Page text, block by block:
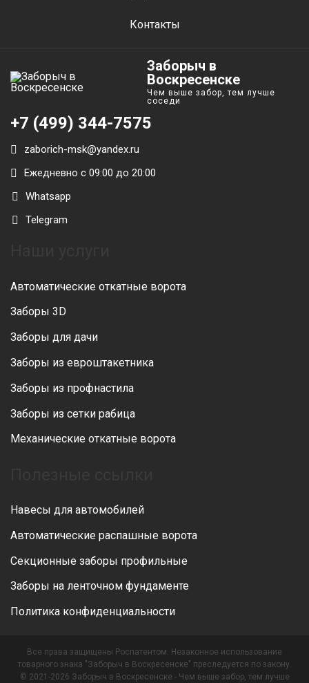
Контакты
Заборыч в
Воскресенске
Чем выше забор, тем лучше
соседи
+7 (499) 344-7575
zaborich-msk@yandex.ru
Ежедневно с 09:00 до 20:00
Whatsapp
Telegram
Автоматические откатные ворота
Заборы 3D
Заборы для дачи
Заборы из евроштакетника
Заборы из профнастила
Заборы из сетки рабица
Механические откатные ворота
Навесы для автомобилей
Автоматические распашные ворота
Секционные заборы профильные
Заборы на ленточном фундаменте
Политика конфиденциальности
Все права защищены Роспатентом. Незаконное использование
товарного знака "Заборыч в Воскресенске" преследуется по закону.
© 2021-2026 Заборыч в Воскресенске - Чем выше забор, тем лучше